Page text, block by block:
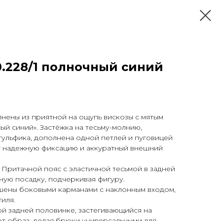
1 полночный синий
из приятной на ощупь вискозы с мятым
синий». Застёжка на тесьму-молнию,
дополнена одной петлей и пуговицей
надежную фиксацию и аккуратный внешний
пояс с эластичной тесьмой в задней
посадку, подчеркивая фигуру.
боковыми карманами с наклонным входом,
задней половинке, застегивающийся на